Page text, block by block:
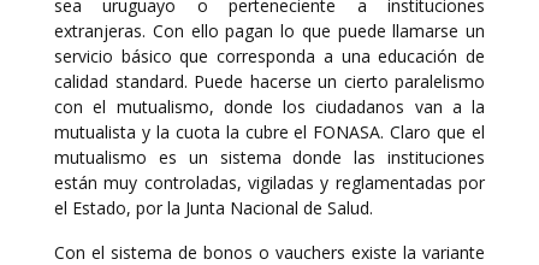
sea uruguayo o perteneciente a instituciones
extranjeras. Con ello pagan lo que puede llamarse un
servicio básico que corresponda a una educación de
calidad standard. Puede hacerse un cierto paralelismo
con el mutualismo, donde los ciudadanos van a la
mutualista y la cuota la cubre el FONASA. Claro que el
mutualismo es un sistema donde las instituciones
están muy controladas, vigiladas y reglamentadas por
el Estado, por la Junta Nacional de Salud.
Con el sistema de bonos o vauchers existe la variante